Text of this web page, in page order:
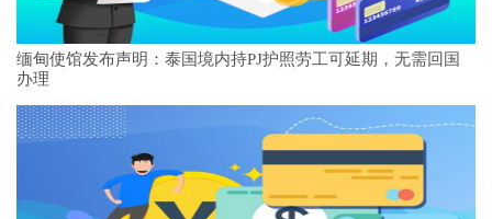
缅甸使馆发布声明：泰国境内持PJ护照劳工可延期，无需回国
办理